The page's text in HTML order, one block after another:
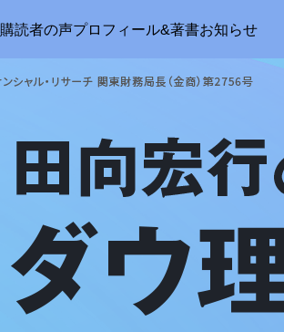
購読者の声プロフィール&著書お知らせ